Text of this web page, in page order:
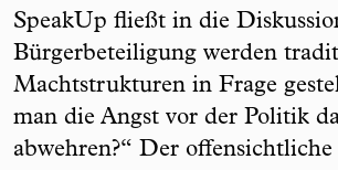
SpeakUp fließt in die
Bürgerbeteiligung werden
Machtstrukturen in Frage
man die Angst vor der Politik
abwehren?“ Der